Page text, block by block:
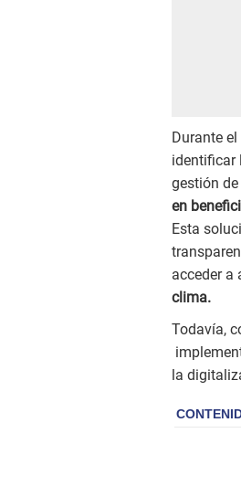
Durante
identificar
gestión
en
Esta
acceder a
clima.
Todavía,
la